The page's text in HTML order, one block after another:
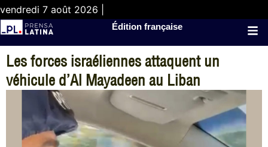
vendredi 7 août 2026 |
Édition française
Les forces israéliennes attaquent un
véhicule d’Al Mayadeen au Liban